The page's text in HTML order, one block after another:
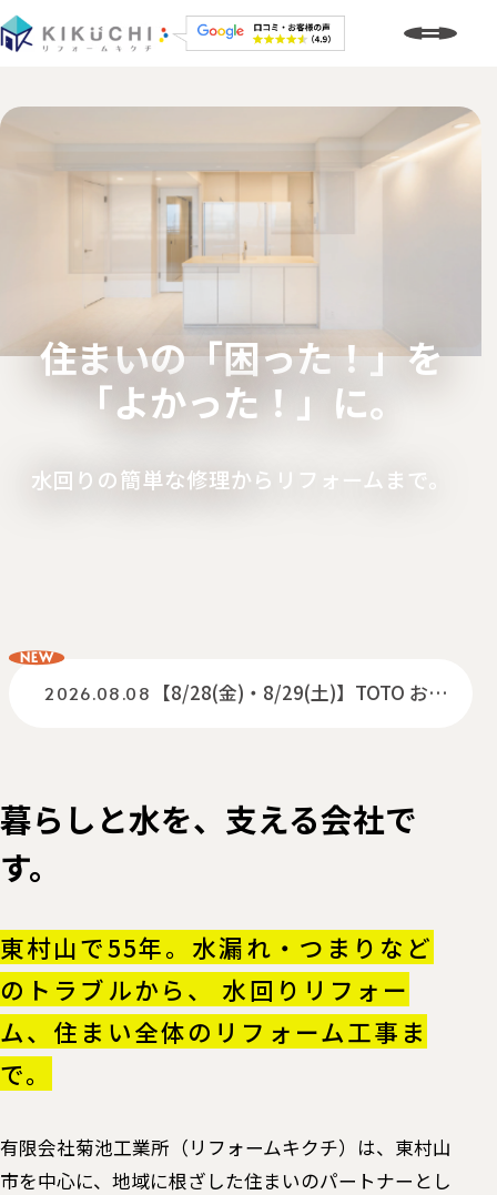
住まいの「困った！」を
「よかった！」に。
水回りの簡単な修理からリフォームまで。
NEW
2026.08.08 【8/28(金)・8/29(土)】TOTO お客様感謝祭開催します♪
暮らしと水を、支える会社で
す。
東村山で55年。水漏れ・つまりなど
のトラブルから、
水回りリフォー
ム、住まい全体のリフォーム工事ま
で。
有限会社菊池工業所（リフォームキクチ）は、東村山
市を中心に、地域に根ざした住まいのパートナーとし